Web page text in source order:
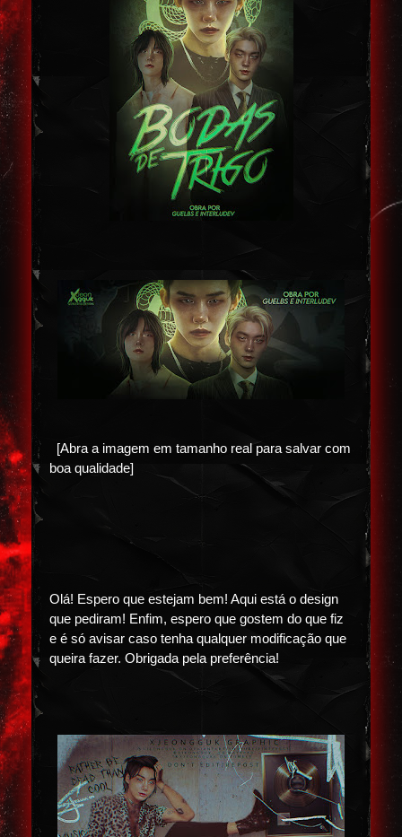
[Abra a imagem em tamanho real para salvar com
boa qualidade]
Olá! Espero que estejam bem! Aqui está o design
que pediram! Enfim, espero que gostem do que fiz
e é só avisar caso tenha qualquer modificação que
queira fazer. Obrigada pela preferência!